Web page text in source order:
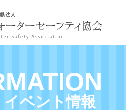
ベント情報